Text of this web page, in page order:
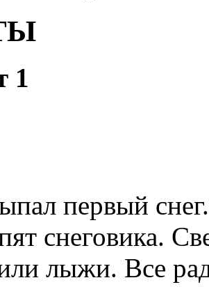
1
первый
снеговика.
лыжи. Все